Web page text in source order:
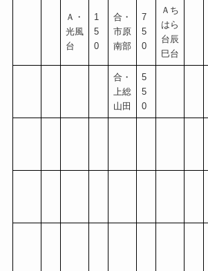
Ａ・
光風
台
1
5
0
合・
市原
南部
7
5
0
Ａち
はら
台辰
巳台
合・
上総
山田
5
5
0